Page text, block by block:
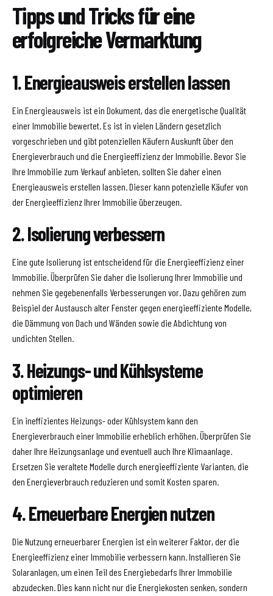
Tipps und Tricks für eine
erfolgreiche Vermarktung
1. Energieausweis erstellen lassen
Ein Energieausweis ist ein Dokument, das die energetische Qualität
einer Immobilie bewertet. Es ist in vielen Ländern gesetzlich
vorgeschrieben und gibt potenziellen Käufern Auskunft über den
Energieverbrauch und die Energieeffizienz der Immobilie. Bevor Sie
Ihre Immobilie zum Verkauf anbieten, sollten Sie daher einen
Energieausweis erstellen lassen. Dieser kann potenzielle Käufer von
der Energieeffizienz Ihrer Immobilie überzeugen.
2. Isolierung verbessern
Eine gute Isolierung ist entscheidend für die Energieeffizienz einer
Immobilie. Überprüfen Sie daher die Isolierung Ihrer Immobilie und
nehmen Sie gegebenenfalls Verbesserungen vor. Dazu gehören zum
Beispiel der Austausch alter Fenster gegen energieeffiziente Modelle,
die Dämmung von Dach und Wänden sowie die Abdichtung von
undichten Stellen.
3. Heizungs- und Kühlsysteme
optimieren
Ein ineffizientes Heizungs- oder Kühlsystem kann den
Energieverbrauch einer Immobilie erheblich erhöhen. Überprüfen Sie
daher Ihre Heizungsanlage und eventuell auch Ihre Klimaanlage.
Ersetzen Sie veraltete Modelle durch energieeffiziente Varianten, die
den Energieverbrauch reduzieren und somit Kosten sparen.
4. Erneuerbare Energien nutzen
Die Nutzung erneuerbarer Energien ist ein weiterer Faktor, der die
Energieeffizienz einer Immobilie verbessern kann. Installieren Sie
Solaranlagen, um einen Teil des Energiebedarfs Ihrer Immobilie
abzudecken. Dies kann nicht nur die Energiekosten senken, sondern